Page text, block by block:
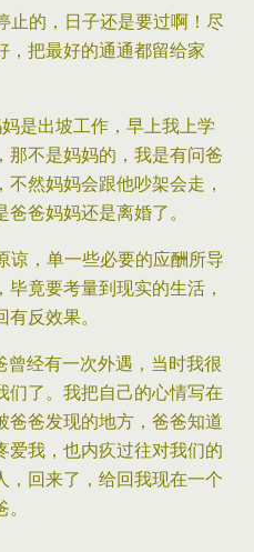
止的，日子还是要过啊！尽
，把最好的通通都留给家
是出坡工作，早上我上学
那不是妈妈的，我是有问爸
然妈妈会跟他吵架会走，
爸妈妈还是离婚了。‎
谅，单一些必要的应酬所导
竟要考量到现实的生活，
反效果。‎
曾经有一次外遇，当时我很
们了。我把自己的心情写在
爸爸发现的地方，爸爸知道
爱我，也内疚过往对我们的
，回来了，给回我现在一个